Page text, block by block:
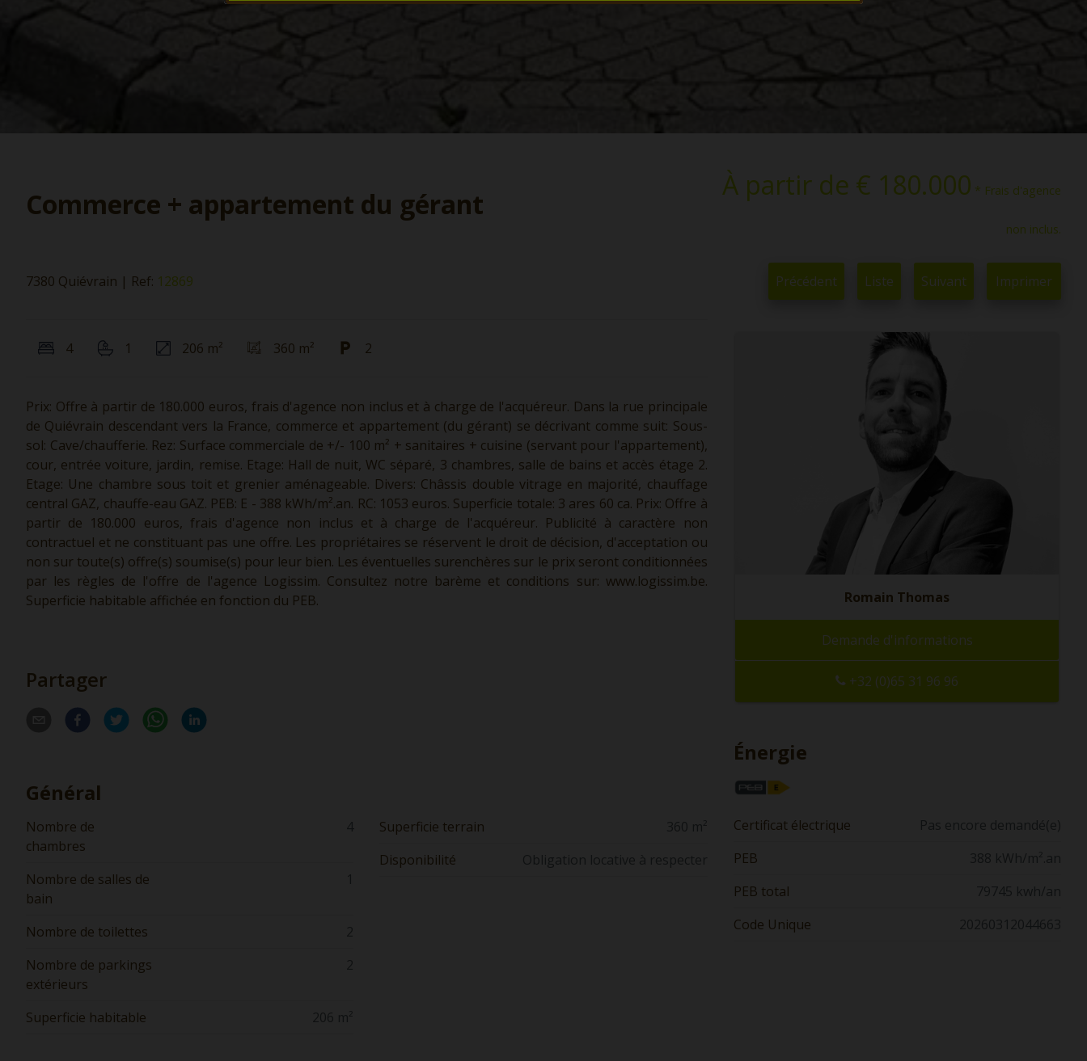
Commerce + appartement du gérant
À partir de € 180.000 * Frais d'agence
non inclus.
7380 Quiévrain | Ref: 12869 Précédent Liste Suivant Imprimer
4 1 206 m² 360 m² 2
Prix: Offre à partir de 180.000 euros, frais d'agence non inclus et à charge de l'acquéreur. Dans la rue principale
de Quiévrain descendant vers la France, commerce et appartement (du gérant) se décrivant comme suit: Sous-
sol: Cave/chaufferie. Rez: Surface commerciale de +/- 100 m² + sanitaires + cuisine (servant pour l'appartement),
cour, entrée voiture, jardin, remise. Etage: Hall de nuit, WC séparé, 3 chambres, salle de bains et accès étage 2.
Etage: Une chambre sous toit et grenier aménageable. Divers: Châssis double vitrage en majorité, chauffage
central GAZ, chauffe-eau GAZ. PEB: E - 388 kWh/m².an. RC: 1053 euros. Superficie totale: 3 ares 60 ca. Prix: Offre à
partir de 180.000 euros, frais d'agence non inclus et à charge de l'acquéreur. Publicité à caractère non
contractuel et ne constituant pas une offre. Les propriétaires se réservent le droit de décision, d'acceptation ou
non sur toute(s) offre(s) soumise(s) pour leur bien. Les éventuelles surenchères sur le prix seront conditionnées
par les règles de l'offre de l'agence Logissim. Consultez notre barème et conditions sur: www.logissim.be.
Superficie habitable affichée en fonction du PEB.
Partager
Général
Nombre de
chambres
4
Nombre de salles de
bain
1
Nombre de toilettes
2
Nombre de parkings
extérieurs
2
Superficie habitable 206 m²
Superficie terrain
360 m²
Disponibilité
Obligation locative à respecter
Romain Thomas
Demande d'informations
+32 (0)65 31 96 96
Énergie
Certificat électrique
Pas encore demandé(e)
PEB
388 kWh/m².an
PEB total
79745 kwh/an
Code Unique
20260312044663